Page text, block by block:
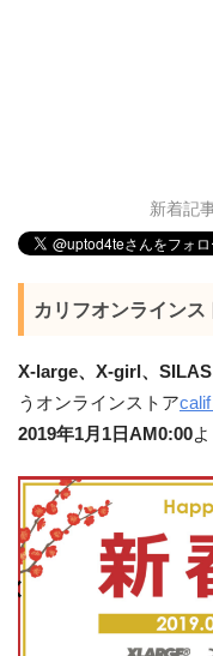
新着記
カリフオンライン
X-large、X-girl、
うオンラインストアcalif
2019年1月1日AM0:00